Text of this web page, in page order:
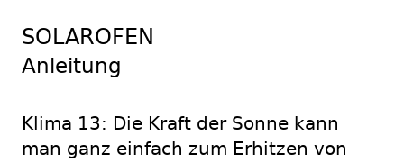
SOLAROFEN
Anleitung
Klima 13: Die Kraft der Sonne kann
man ganz einfach zum Erhitzen von